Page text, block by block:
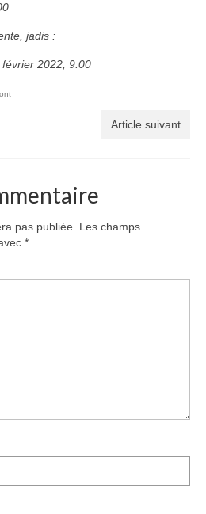
jadis :
2022, 9.00
Article suivant
pas publiée.
Les champs
*